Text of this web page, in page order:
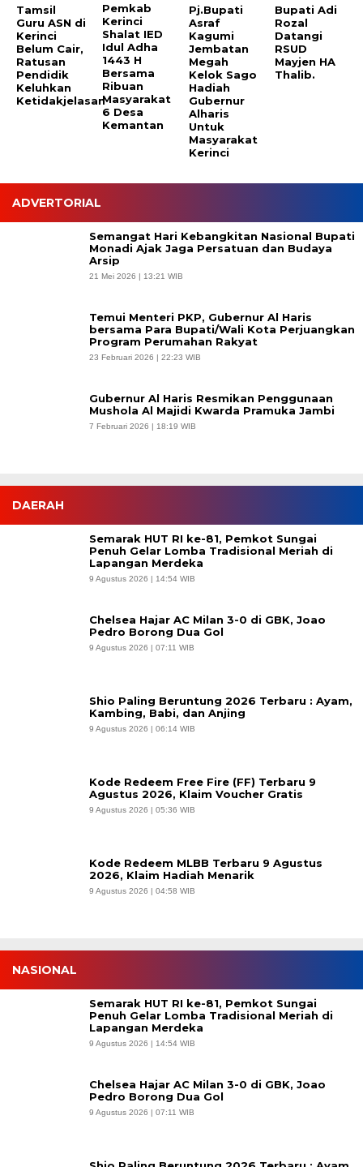
Tamsil
Guru ASN di
Kerinci
Belum Cair,
Ratusan
Pendidik
Keluhkan
Ketidakjelasan
Pemkab
Kerinci
Shalat IED
Idul Adha
1443 H
Bersama
Ribuan
Masyarakat
6 Desa
Kemantan
Pj.Bupati
Asraf
Kagumi
Jembatan
Megah
Kelok Sago
Hadiah
Gubernur
Alharis
Untuk
Masyarakat
Kerinci
Bupati Adi
Rozal
Datangi
RSUD
Mayjen HA
Thalib.
ADVERTORIAL
Semangat Hari Kebangkitan Nasional Bupati
Monadi Ajak Jaga Persatuan dan Budaya
Arsip
21 Mei 2026 | 13:21 WIB
Temui Menteri PKP, Gubernur Al Haris
bersama Para Bupati/Wali Kota Perjuangkan
Program Perumahan Rakyat
23 Februari 2026 | 22:23 WIB
Gubernur Al Haris Resmikan Penggunaan
Mushola Al Majidi Kwarda Pramuka Jambi
7 Februari 2026 | 18:19 WIB
DAERAH
Semarak HUT RI ke-81, Pemkot Sungai
Penuh Gelar Lomba Tradisional Meriah di
Lapangan Merdeka
9 Agustus 2026 | 14:54 WIB
Chelsea Hajar AC Milan 3-0 di GBK, Joao
Pedro Borong Dua Gol
9 Agustus 2026 | 07:11 WIB
Shio Paling Beruntung 2026 Terbaru : Ayam,
Kambing, Babi, dan Anjing
9 Agustus 2026 | 06:14 WIB
Kode Redeem Free Fire (FF) Terbaru 9
Agustus 2026, Klaim Voucher Gratis
9 Agustus 2026 | 05:36 WIB
Kode Redeem MLBB Terbaru 9 Agustus
2026, Klaim Hadiah Menarik
9 Agustus 2026 | 04:58 WIB
NASIONAL
Semarak HUT RI ke-81, Pemkot Sungai
Penuh Gelar Lomba Tradisional Meriah di
Lapangan Merdeka
9 Agustus 2026 | 14:54 WIB
Chelsea Hajar AC Milan 3-0 di GBK, Joao
Pedro Borong Dua Gol
9 Agustus 2026 | 07:11 WIB